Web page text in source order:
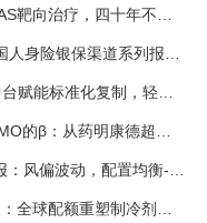
招商证券-创新药行业深度研究：RAS靶向治疗，四十年不可成药的终结，与终结之后的治疗格局演化-260805
东吴证券-保险Ⅱ行业深度报告：中国人身险银保渠道系列报告二，他山之石，可以攻玉-260806
西南证券-宋城演艺-300144-AI双中台赋能标准化复制，轻重资产双轮打开文旅成长新空间-260731
招商证券-消费品/生物医药行业CDMO的β：从药明康德超预期，看好中国CDMO头部公司成长空间-260805
东方证券-202608保险客户配置月报：风偏波动，配置均衡-260807
国海证券-制冷剂行业深度报告之三：全球配额重塑制冷剂价值，AI材料开启氟化工新时代-260806